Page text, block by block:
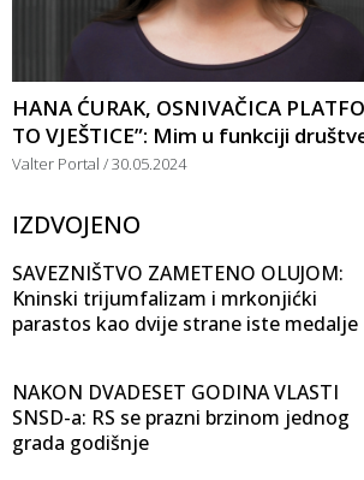
HANA ĆURAK, OSNIVAČICA
TO VJEŠTICE”: Mim u funkciji
Valter Portal 30.05.2024
IZDVOJENO
SAVEZNIŠTVO ZAMETENO OLUJOM:
Kninski trijumfalizam i mrkonjićki
parastos kao dvije strane iste medalje
NAKON DVADESET GODINA VLASTI
SNSD-a: RS se prazni brzinom jednog
grada godišnje